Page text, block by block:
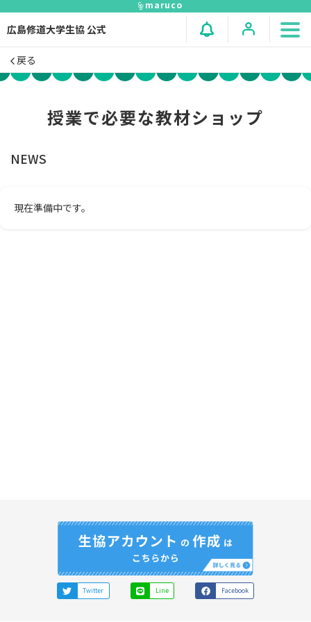
maruco
広島修道大学生協 公式
戻る
授業で必要な教材ショップ
NEWS
現在準備中です。
Twitter Line Facebook